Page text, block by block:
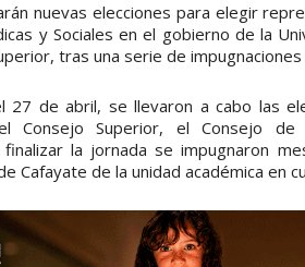
nuevas elecciones para elegir
y Sociales en el gobierno de la
tras una serie de impugnaciones
27 de abril, se llevaron a cabo las
Consejo Superior, el Consejo
finalizar la jornada se impugnaron
Cafayate de la unidad académica en